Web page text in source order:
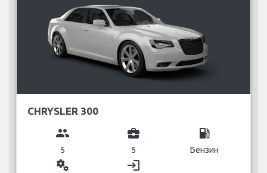
CHRYSLER 300
group
5
business_center
5
local_gas_station
Бензин
miscellaneous_services login